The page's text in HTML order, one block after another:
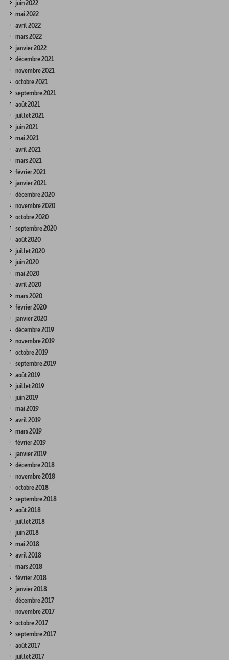
juin 2022
mai 2022
avril 2022
mars 2022
janvier 2022
décembre 2021
novembre 2021
octobre 2021
septembre 2021
août 2021
juillet 2021
juin 2021
mai 2021
avril 2021
mars 2021
février 2021
janvier 2021
décembre 2020
novembre 2020
octobre 2020
septembre 2020
août 2020
juillet 2020
juin 2020
mai 2020
avril 2020
mars 2020
février 2020
janvier 2020
décembre 2019
novembre 2019
octobre 2019
septembre 2019
août 2019
juillet 2019
juin 2019
mai 2019
avril 2019
mars 2019
février 2019
janvier 2019
décembre 2018
novembre 2018
octobre 2018
septembre 2018
août 2018
juillet 2018
juin 2018
mai 2018
avril 2018
mars 2018
février 2018
janvier 2018
décembre 2017
novembre 2017
octobre 2017
septembre 2017
août 2017
juillet 2017